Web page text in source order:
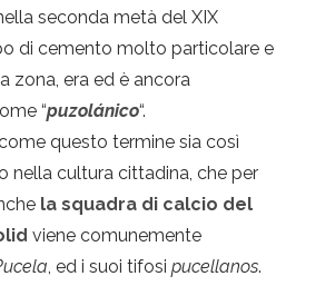
seconda metà del XIX
di cemento molto particolare e
zona, era ed è ancora
“puzolánico“.
questo termine sia così
nella cultura cittadina, che per
la squadra di calcio del
viene comunemente
, ed i suoi tifosi pucellanos.